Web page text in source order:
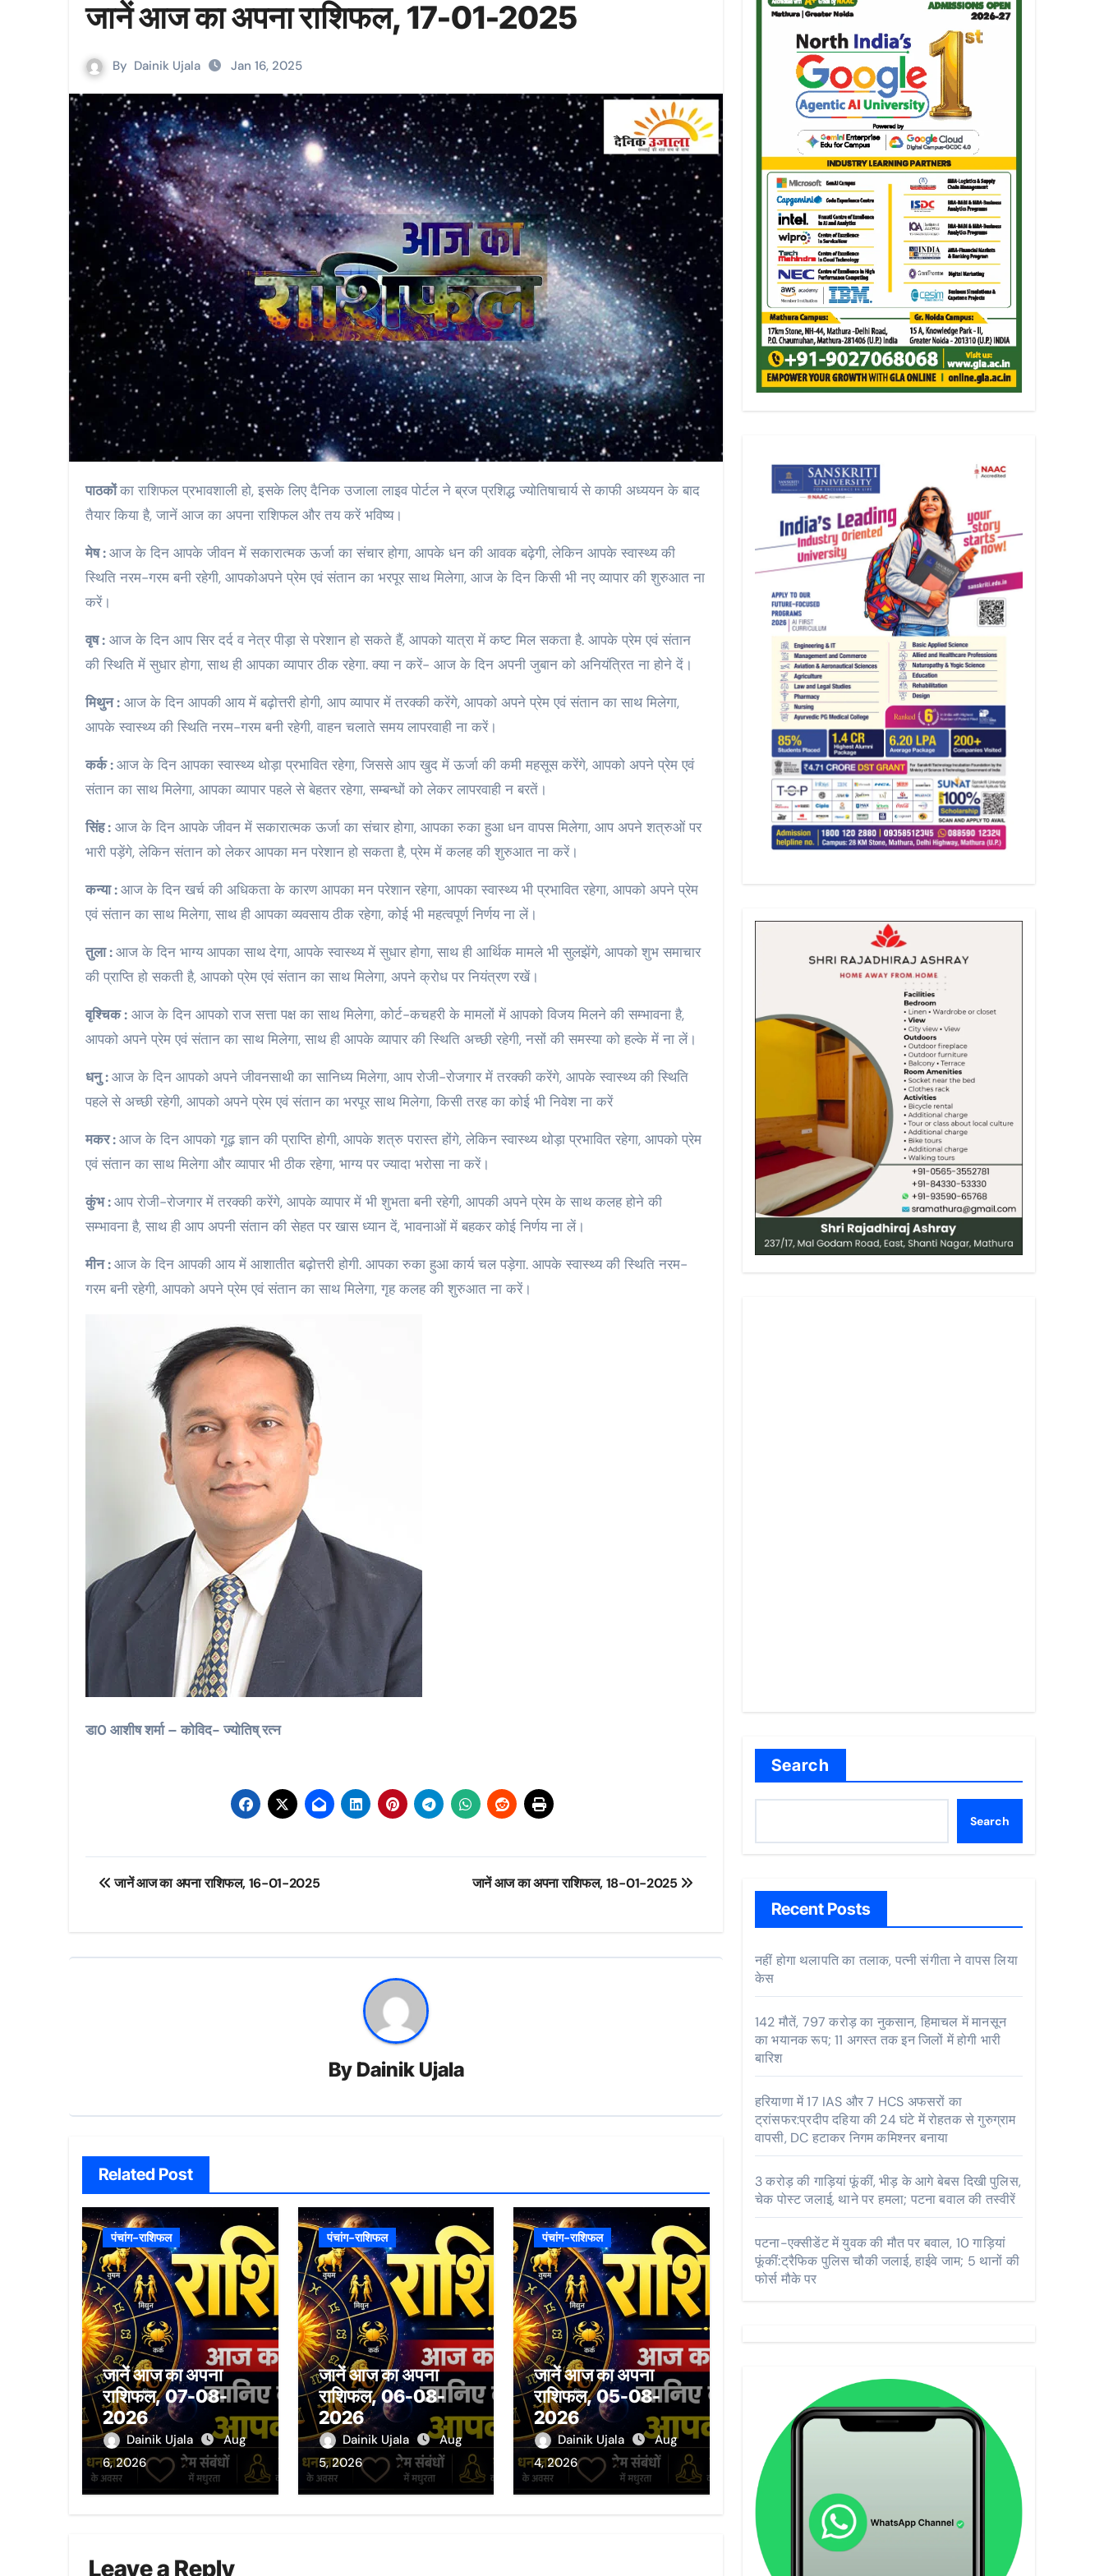
जानें आज का अपना राशिफल, 17-01-2025
By Dainik Ujala Jan 16, 2025
पाठकोंका राशिफल प्रभावशाली हो, इसके लिए दैनिक उजाला लाइव पोर्टल ने ब्रज प्रशिद्ध ज्योतिषाचार्य से काफी अध्ययन के बाद
तैयार किया है, जानें आज का अपना राशिफल और तय करें भविष्य।
मेष :आज के दिन आपके जीवन में सकारात्मक ऊर्जा का संचार होगा, आपके धन की आवक बढ़ेगी, लेकिन आपके स्वास्थ्य की
स्थिति नरम-गरम बनी रहेगी, आपकोअपने प्रेम एवं संतान का भरपूर साथ मिलेगा, आज के दिन किसी भी नए व्यापार की शुरुआत ना
करें।
वृष : आज के दिन आप सिर दर्द व नेत्र पीड़ा से परेशान हो सकते हैं, आपको यात्रा में कष्ट मिल सकता है. आपके प्रेम एवं संतान
की स्थिति में सुधार होगा, साथ ही आपका व्यापार ठीक रहेगा. क्या न करें- आज के दिन अपनी जुबान को अनियंत्रित ना होने दें।
मिथुन : आज के दिन आपकी आय में बढ़ोत्तरी होगी, आप व्यापार में तरक्की करेंगे, आपको अपने प्रेम एवं संतान का साथ मिलेगा,
आपके स्वास्थ्य की स्थिति नरम-गरम बनी रहेगी, वाहन चलाते समय लापरवाही ना करें।
कर्क :आज के दिन आपका स्वास्थ्य थोड़ा प्रभावित रहेगा, जिससे आप खुद में ऊर्जा की कमी महसूस करेंगे, आपको अपने प्रेम एवं
संतान का साथ मिलेगा, आपका व्यापार पहले से बेहतर रहेगा, सम्बन्धों को लेकर लापरवाही न बरतें।
सिंह : आज के दिन आपके जीवन में सकारात्मक ऊर्जा का संचार होगा, आपका रुका हुआ धन वापस मिलेगा, आप अपने शत्रुओं पर
भारी पड़ेंगे, लेकिन संतान को लेकर आपका मन परेशान हो सकता है, प्रेम में कलह की शुरुआत ना करें।
कन्या :आज के दिन खर्च की अधिकता के कारण आपका मन परेशान रहेगा, आपका स्वास्थ्य भी प्रभावित रहेगा, आपको अपने प्रेम
एवं संतान का साथ मिलेगा, साथ ही आपका व्यवसाय ठीक रहेगा, कोई भी महत्वपूर्ण निर्णय ना लें।
तुला :आज के दिन भाग्य आपका साथ देगा, आपके स्वास्थ्य में सुधार होगा, साथ ही आर्थिक मामले भी सुलझेंगे, आपको शुभ समाचार
की प्राप्ति हो सकती है, आपको प्रेम एवं संतान का साथ मिलेगा, अपने क्रोध पर नियंत्रण रखें।
वृश्चिक : आज के दिन आपको राज सत्ता पक्ष का साथ मिलेगा, कोर्ट-कचहरी के मामलों में आपको विजय मिलने की सम्भावना है,
आपको अपने प्रेम एवं संतान का साथ मिलेगा, साथ ही आपके व्यापार की स्थिति अच्छी रहेगी, नसों की समस्या को हल्के में ना लें।
धनु :आज के दिन आपको अपने जीवनसाथी का सानिध्य मिलेगा, आप रोजी-रोजगार में तरक्की करेंगे, आपके स्वास्थ्य की स्थिति
पहले से अच्छी रहेगी, आपको अपने प्रेम एवं संतान का भरपूर साथ मिलेगा, किसी तरह का कोई भी निवेश ना करें
मकर :आज के दिन आपको गूढ़ ज्ञान की प्राप्ति होगी, आपके शत्रु परास्त होंगे, लेकिन स्वास्थ्य थोड़ा प्रभावित रहेगा, आपको प्रेम
एवं संतान का साथ मिलेगा और व्यापार भी ठीक रहेगा, भाग्य पर ज्यादा भरोसा ना करें।
कुंभ :आप रोजी-रोजगार में तरक्की करेंगे, आपके व्यापार में भी शुभता बनी रहेगी, आपकी अपने प्रेम के साथ कलह होने की
सम्भावना है, साथ ही आप अपनी संतान की सेहत पर खास ध्यान दें, भावनाओं में बहकर कोई निर्णय ना लें।
मीन :आज के दिन आपकी आय में आशातीत बढ़ोत्तरी होगी. आपका रुका हुआ कार्य चल पड़ेगा. आपके स्वास्थ्य की स्थिति नरम-
गरम बनी रहेगी, आपको अपने प्रेम एवं संतान का साथ मिलेगा, गृह कलह की शुरुआत ना करें।
डा0 आशीष शर्मा – कोविद- ज्योतिष् रत्न
Post
जानें आज का अपना राशिफल, 16-01-2025 जानें आज का अपना राशिफल, 18-01-2025
By Dainik Ujala
Related Post
पंचांग-राशिफल
जानें आज का अपना
राशिफल, 07-08-
2026
Dainik Ujala
Aug
6, 2026
पंचांग-राशिफल
जानें आज का अपना
राशिफल, 06-08-
2026
Dainik Ujala
Aug
5, 2026
पंचांग-राशिफल
जानें आज का अपना
राशिफल, 05-08-
2026
Dainik Ujala
Aug
4, 2026
Leave a Reply
Search
Search
Recent Posts
नहीं होगा थलापति का तलाक, पत्नी संगीता ने वापस लिया
केस
142 मौतें, 797 करोड़ का नुकसान, हिमाचल में मानसून
का भयानक रूप; 11 अगस्त तक इन जिलों में होगी भारी
बारिश
हरियाणा में 17 IAS और 7 HCS अफसरों का
ट्रांसफर:प्रदीप दहिया की 24 घंटे में रोहतक से गुरुग्राम
वापसी, DC हटाकर निगम कमिश्नर बनाया
3 करोड़ की गाड़ियां फूंकीं, भीड़ के आगे बेबस दिखी पुलिस,
चेक पोस्ट जलाई, थाने पर हमला; पटना बवाल की तस्वीरें
पटना-एक्सीडेंट में युवक की मौत पर बवाल, 10 गाड़ियां
फूंकीं:ट्रैफिक पुलिस चौकी जलाई, हाईवे जाम; 5 थानों की
फोर्स मौके पर